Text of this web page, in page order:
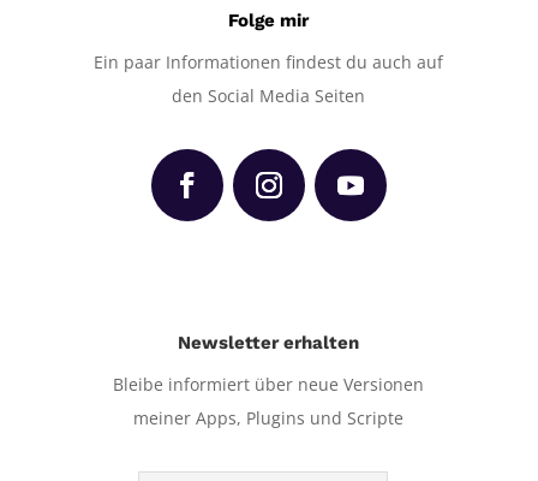
Folge mir
Ein paar Informationen findest du auch auf
den Social Media Seiten
Newsletter erhalten
Bleibe informiert über neue Versionen
meiner Apps, Plugins und Scripte